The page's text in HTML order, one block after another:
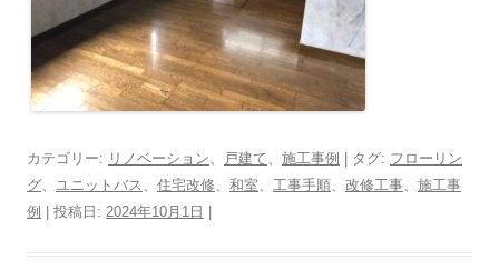
カテゴリー: リノベーション、 戸建て、 施工事例 | タグ: フローリン
グ、 ユニットバス 、 住宅改修、 和室、 工事手順、 改修工事、 施工事
例
| 投稿日: 2024年10月1日